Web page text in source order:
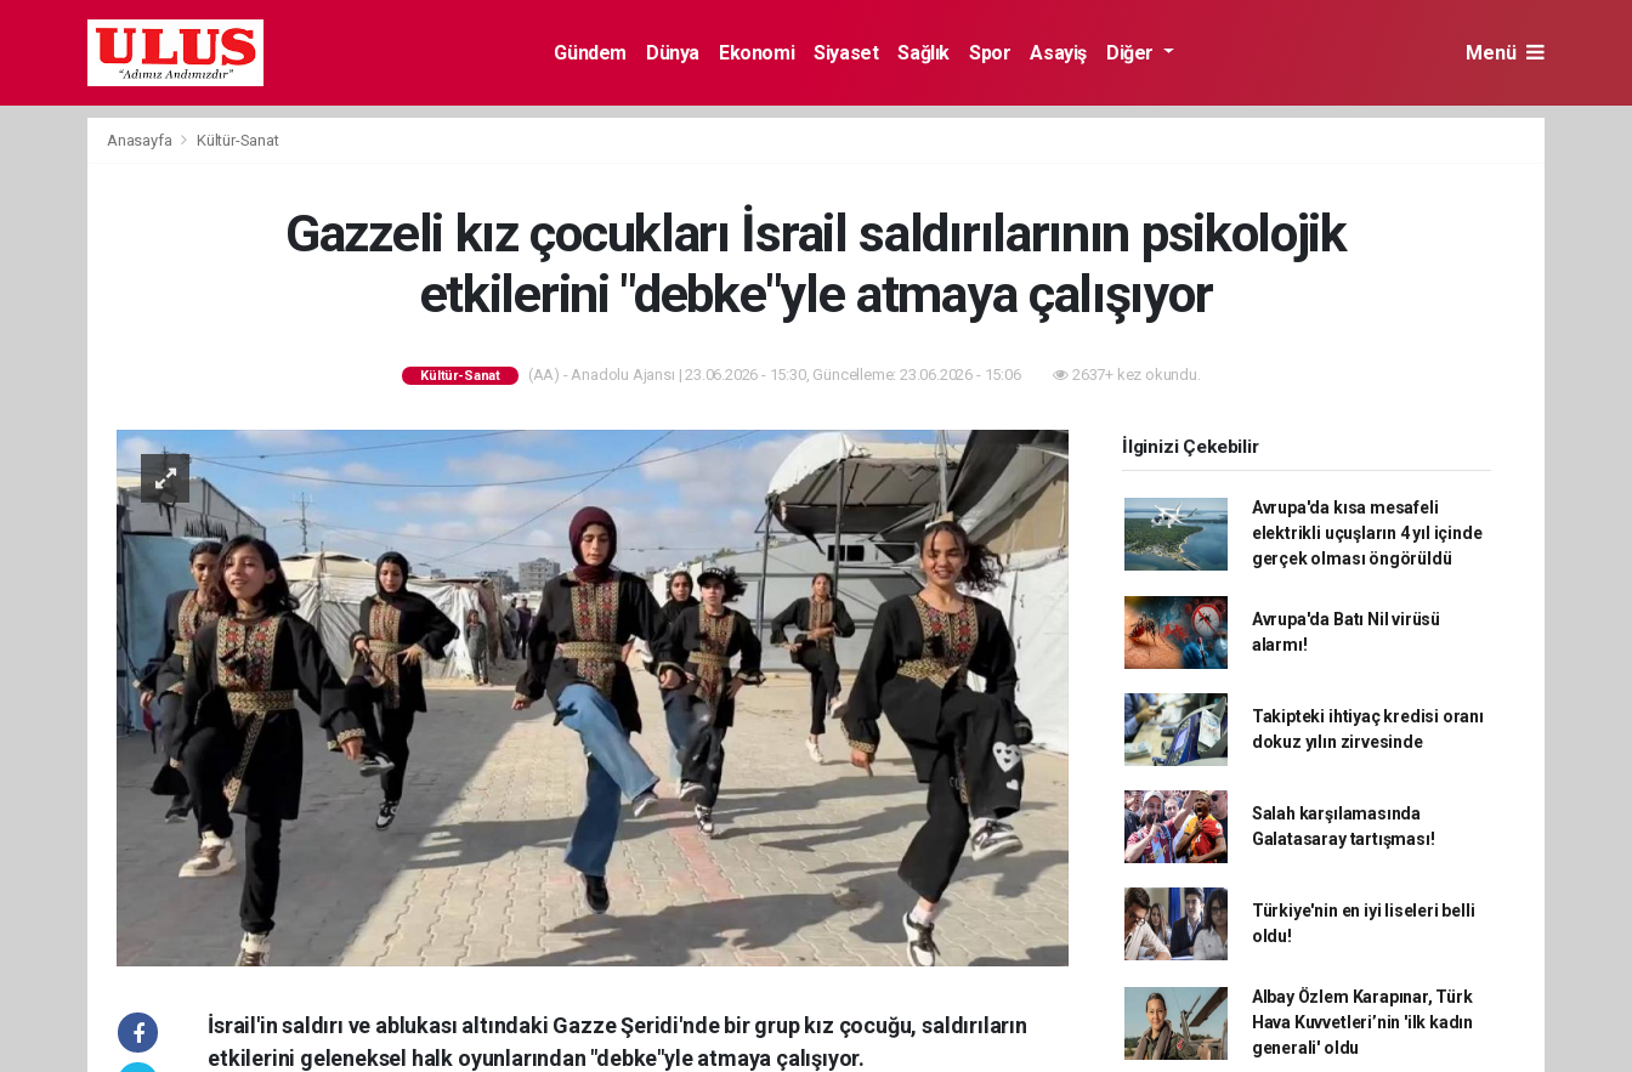
Gündem Dünya Ekonomi Siyaset Sağlık Spor Asayiş Diğer Menü
Anasayfa Kültür-Sanat
Gazzeli kız çocukları İsrail saldırılarının psikolojik
etkilerini "debke"yle atmaya çalışıyor
Kültür-Sanat (AA) - Anadolu Ajansı | 23.06.2026 - 15:30, Güncelleme: 23.06.2026 - 15:06 2637+ kez okundu.
İsrail'in saldırı ve ablukası altındaki Gazze Şeridi'nde bir grup kız çocuğu, saldırıların
etkilerini geleneksel halk oyunlarından "debke"yle atmaya çalışıyor.
İlginizi Çekebilir
Avrupa'da kısa mesafeli
elektrikli uçuşların 4 yıl içinde
gerçek olması öngörüldü
Avrupa'da Batı Nil virüsü
alarmı!
Takipteki ihtiyaç kredisi oranı
dokuz yılın zirvesinde
Salah karşılamasında
Galatasaray tartışması!
Türkiye'nin en iyi liseleri belli
oldu!
Albay Özlem Karapınar, Türk
Hava Kuvvetleri’nin 'ilk kadın
generali' oldu